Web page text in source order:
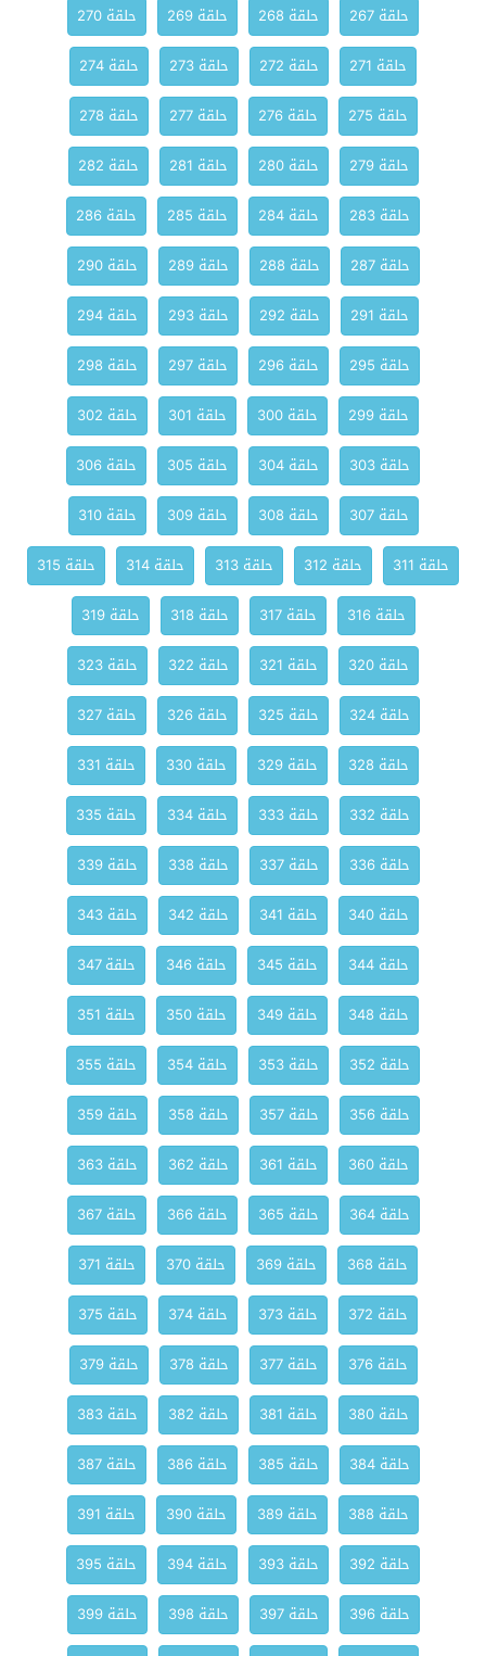
حلقة 267
حلقة 268 حلقة 269
حلقة 270
حلقة 271
حلقة 272 حلقة 273
حلقة 274
حلقة 275
حلقة 276 حلقة 277
حلقة 278
حلقة 279
حلقة 280 حلقة 281
حلقة 282
حلقة 283
حلقة 284 حلقة 285
حلقة 286
حلقة 287
حلقة 288 حلقة 289
حلقة 290
حلقة 291
حلقة 292 حلقة 293
حلقة 294
حلقة 295
حلقة 296 حلقة 297
حلقة 298
حلقة 299
حلقة 300 حلقة 301
حلقة 302
حلقة 303
حلقة 304 حلقة 305
حلقة 306
حلقة 307
حلقة 308 حلقة 309
حلقة 310
حلقة 311
حلقة 312 حلقة 313 حلقة 314
حلقة 315
حلقة 316
حلقة 317 حلقة 318
حلقة 319
حلقة 320
حلقة 321 حلقة 322
حلقة 323
حلقة 324
حلقة 325 حلقة 326
حلقة 327
حلقة 328
حلقة 329 حلقة 330
حلقة 331
حلقة 332
حلقة 333 حلقة 334
حلقة 335
حلقة 336
حلقة 337 حلقة 338
حلقة 339
حلقة 340
حلقة 341 حلقة 342
حلقة 343
حلقة 344
حلقة 345 حلقة 346
حلقة 347
حلقة 348
حلقة 349 حلقة 350
حلقة 351
حلقة 352
حلقة 353 حلقة 354
حلقة 355
حلقة 356
حلقة 357 حلقة 358
حلقة 359
حلقة 360
حلقة 361 حلقة 362
حلقة 363
حلقة 364
حلقة 365 حلقة 366
حلقة 367
حلقة 368
حلقة 369 حلقة 370
حلقة 371
حلقة 372
حلقة 373 حلقة 374
حلقة 375
حلقة 376
حلقة 377 حلقة 378
حلقة 379
حلقة 380
حلقة 381 حلقة 382
حلقة 383
حلقة 384
حلقة 385 حلقة 386
حلقة 387
حلقة 388
حلقة 389 حلقة 390
حلقة 391
حلقة 392
حلقة 393 حلقة 394
حلقة 395
حلقة 396
حلقة 397 حلقة 398
حلقة 399